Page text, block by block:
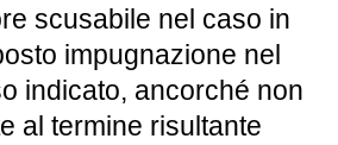
scusabile nel caso in
impugnazione nel
indicato, ancorché non
al termine risultante